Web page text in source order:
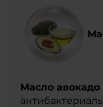
Масло авокадо